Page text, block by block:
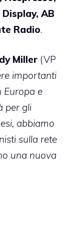
AB
Radio.
Miller (VP
importanti
Europa e
per gli
abbiamo
sulla rete
una nuova